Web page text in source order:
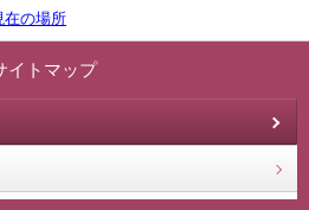
在の場所
イトマップ